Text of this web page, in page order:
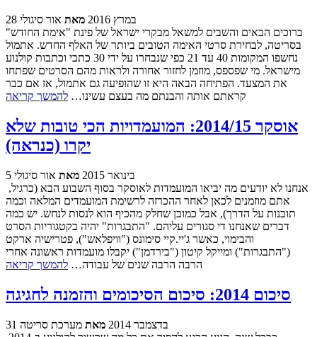
28 במרץ 2016 מאת אור סיגולי
ברוכים הבאים והשבים למשאל מבקרי ישראל של פינת "אימת החודש"
בסריטה, לבחירת סרטי האימה הטובים ביותר של האלף החדש. אתמול
נחשפו המקומות 40 עד 21 כפי שנבחרו על ידי 30 כתבי וכתבות קולנוע
מישראל. מי שפספס, מוזמן לחזור אחורה ולראות מהם הסרטים שפתחו
את המצעד. הפתיחה הבאה היא זו שהופיעה גם אתמול, אז אם כבר
קראתם אותה והבנתם מה בעצם עשינו… להמשך קריאה
אוסקר 2014/15: המועמדויות הכי טובות שלא
יקרו (כנראה)
5 בינואר 2015 מאת אור סיגולי
אתם מוזמנים לכאן לאחר ההכרזה לרשימת המועמדים המלאה וכמה
תובנות על הדרך), אבל כמובן שחלק מהכיף הוא לנסות לנחש. יש כמה
דברים שאנחנו די סגורים עליהם. "התבגרות" יהיה בקטגוריות הסרט
והבימוי, כאשר ג'יי.קיי סימונס ("וויפלאש"), פטרישיה ארקט
("התבגרות") ומייקל קיטון ("בירדמן") יקבלו מועמדות ראשונה אחרי
הרבה הרבה שנים של עבודה… להמשך קריאה
סיכום 2014: סיכום הסיכומים והזמנה לחגיגה
31 בדצמבר 2014 מאת מערכת סריטה